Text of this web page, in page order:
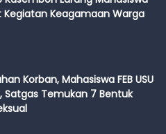
Kegiatan Keagamaan Warga
Korban, Mahasiswa FEB USU
Satgas Temukan 7 Bentuk